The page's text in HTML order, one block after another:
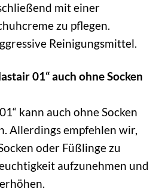
mit einer
zu pflegen.
Reinigungsmittel.
01“ auch ohne Socken
kann auch ohne Socken
Allerdings empfehlen wir,
oder Füßlinge zu
aufzunehmen und